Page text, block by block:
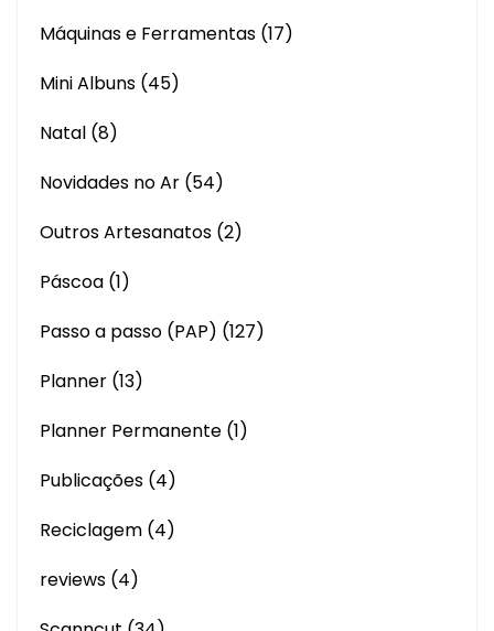
Máquinas e Ferramentas (17)
Mini Albuns (45)
Natal (8)
Novidades no Ar (54)
Outros Artesanatos (2)
Páscoa (1)
Passo a passo (PAP) (127)
Planner (13)
Planner Permanente (1)
Publicações (4)
Reciclagem (4)
reviews (4)